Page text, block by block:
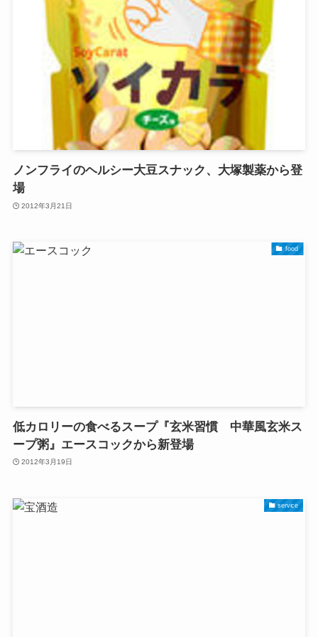
ノンフライのヘルシー大豆スナック、大塚製薬から登
場
2012年3月21日
food
低カロリーの食べるスープ『玄米習慣 中華風玄米ス
ープ粥』エースコックから新登場
2012年3月19日
service